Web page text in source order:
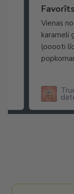
Favorīts
Vienas
karameli
ļooooti